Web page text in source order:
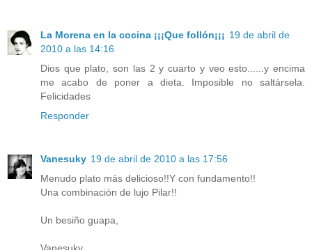
La Morena en la cocina ¡¡¡Que follón¡¡¡ 19 de abril de
2010 a las 14:16
Dios que plato, son las 2 y cuarto y veo esto......y encima
me acabo de poner a dieta. Imposible no saltársela.
Felicidades
Responder
Vanesuky 19 de abril de 2010 a las 17:56
Menudo plato más delicioso!!Y con fundamento!!
Una combinación de lujo Pilar!!
Un besiño guapa,